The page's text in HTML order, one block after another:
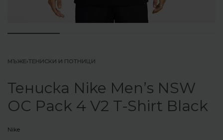
МЪЖЕ›ТЕНИСКИ И ПОТНИЦИ
Тениска Nike Men’s NSW
OC Pack 4 V2 T-Shirt Black
Nike